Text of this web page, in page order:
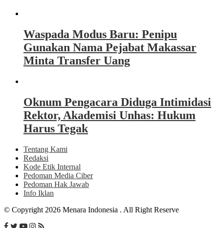
Waspada Modus Baru: Penipu
Gunakan Nama Pejabat Makassar
Minta Transfer Uang
Oknum Pengacara Diduga Intimidasi
Rektor, Akademisi Unhas: Hukum
Harus Tegak
Tentang Kami
Redaksi
Kode Etik Internal
Pedoman Media Ciber
Pedoman Hak Jawab
Info Iklan
© Copyright 2026 Menara Indonesia . All Right Reserve